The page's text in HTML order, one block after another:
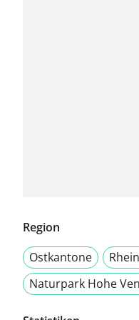
Region
Ostkantone
Naturpark Hohe